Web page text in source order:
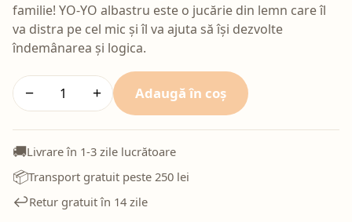
familie! YO-YO albastru este o jucărie din lemn care îl
va distra pe cel mic și îl va ajuta să își dezvolte
îndemânarea și logica.
− + Adaugă în coș
🚚Livrare în 1-3 zile lucrătoare
📦Transport gratuit peste 250 lei
↩️Retur gratuit în 14 zile